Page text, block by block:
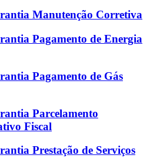
Manutenção Corretiva
Pagamento de Energia
Pagamento de Gás
Parcelamento
Fiscal
Prestação de Serviços